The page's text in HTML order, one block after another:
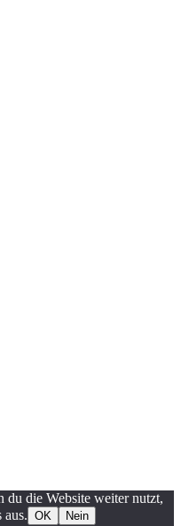
du die Website weiter nutzt,
aus. OK
Nein